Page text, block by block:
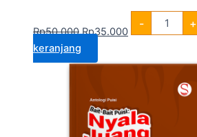
Rp50.000 Rp35.000
- +
keranjang